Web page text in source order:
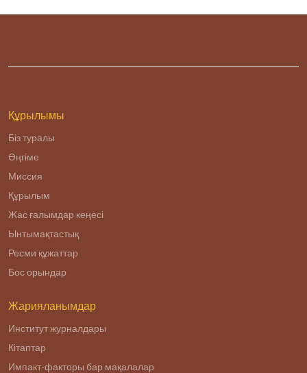
область изучения
Құрылымы
Біз туралы
Әңгіме
Миссия
Құрылым
Жас ғалымдар кеңесі
Ынтымақтастық
Ресми құжаттар
Бос орындар
Жарияланымдар
Институт журналдары
Кітаптар
Импакт-факторы бар мақалалар